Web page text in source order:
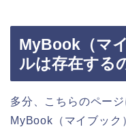
MyBook（マ
ルは存在する
多分、こちらのペー
MyBook（マイブック